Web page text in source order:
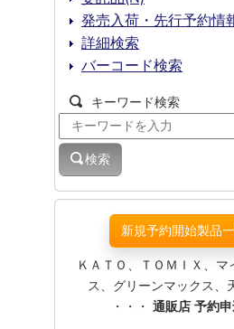
発売入荷・先行予約情
詳細検索
バーコード検索
キーワード検索
検索
新規予約開始製品
ＫＡＴＯ、ＴＯＭＩＸ、マ
ス、グリーンマックス、
・・・ 通販店 予約